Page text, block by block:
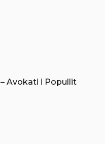
Avokati i Popullit